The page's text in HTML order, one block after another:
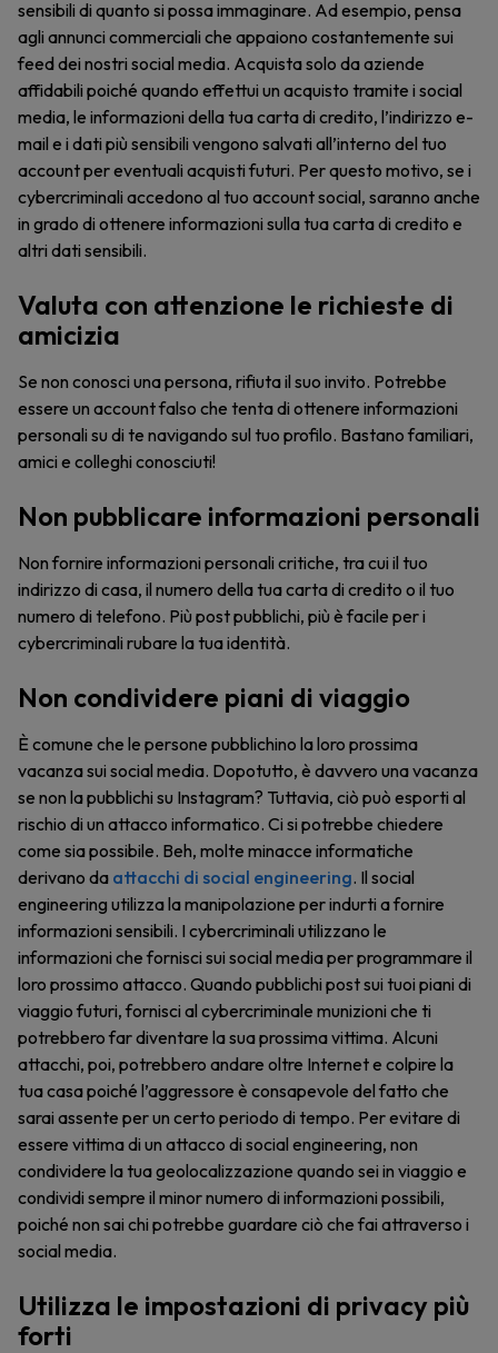
sensibili di quanto si possa immaginare. Ad esempio, pensa
agli annunci commerciali che appaiono costantemente sui
feed dei nostri social media. Acquista solo da aziende
affidabili poiché quando effettui un acquisto tramite i social
media, le informazioni della tua carta di credito, l’indirizzo e-
mail e i dati più sensibili vengono salvati all’interno del tuo
account per eventuali acquisti futuri. Per questo motivo, se i
cybercriminali accedono al tuo account social, saranno anche
in grado di ottenere informazioni sulla tua carta di credito e
altri dati sensibili.
Valuta con attenzione le richieste di
amicizia
Se non conosci una persona, rifiuta il suo invito. Potrebbe
essere un account falso che tenta di ottenere informazioni
personali su di te navigando sul tuo profilo. Bastano familiari,
amici e colleghi conosciuti!
Non pubblicare informazioni personali
Non fornire informazioni personali critiche, tra cui il tuo
indirizzo di casa, il numero della tua carta di credito o il tuo
numero di telefono. Più post pubblichi, più è facile per i
cybercriminali rubare la tua identità.
Non condividere piani di viaggio
È comune che le persone pubblichino la loro prossima
vacanza sui social media. Dopotutto, è davvero una vacanza
se non la pubblichi su Instagram? Tuttavia, ciò può esporti al
rischio di un attacco informatico. Ci si potrebbe chiedere
come sia possibile. Beh, molte minacce informatiche
derivano da attacchi di social engineering. Il social
engineering utilizza la manipolazione per indurti a fornire
informazioni sensibili. I cybercriminali utilizzano le
informazioni che fornisci sui social media per programmare il
loro prossimo attacco. Quando pubblichi post sui tuoi piani di
viaggio futuri, fornisci al cybercriminale munizioni che ti
potrebbero far diventare la sua prossima vittima. Alcuni
attacchi, poi, potrebbero andare oltre Internet e colpire la
tua casa poiché l’aggressore è consapevole del fatto che
sarai assente per un certo periodo di tempo. Per evitare di
essere vittima di un attacco di social engineering, non
condividere la tua geolocalizzazione quando sei in viaggio e
condividi sempre il minor numero di informazioni possibili,
poiché non sai chi potrebbe guardare ciò che fai attraverso i
social media.
Utilizza le impostazioni di privacy più
forti